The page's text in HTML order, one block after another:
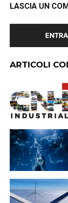
LASCIA UN
ARTICOLI